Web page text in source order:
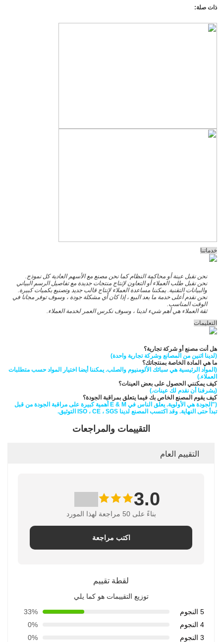
رف الرجفانذات صلة:
خدماتنا
نحن نقبل عينة أو محاكمة النظام كما نحن مصنع مع الأسهم العادية كل نموذج.
نحن نقبل طلب العملاء أو التعاون لإنتاج منتجات جديدة مع تفاصيل الرسم البياني
والبيانات التقنية. يمكننا مساعدة العملاء لإنتاج قالب جديد وتصنيع بكميات كبيرة.
نحن نقدم أعلى خدمة ما بعد البيع ، إذا كان أي مشكلة جودة ، وسوف توفر مجانا في
الوقت المناسب.
ثقة العملاء هي أهم شيء لدينا ، وسوف نكرس العمر لخدمة العملاء.
التعليمات
هل أنت مصنع أو شركة تجارية؟
(لدينا اثنين من المصانع وشركة تجارية واحدة)
ما هي المادة الخاصة بمنتجاتك؟
(المواد الرئيسية هي سبائك الألومنيوم والصلب. يمكننا أيضا اختيار المواد حسب متطلبات
العملاء.)
كيف يمكنني الحصول على بعض العينات؟
(يشرفنا أن نقدم لك عينات.)
كيف يقوم المصنع الخاص بك فيما يتعلق بمراقبة الجودة؟
("الجودة هي الأولوية. يعلق الناس في E & M أهمية كبيرة على مراقبة الجودة من قبل
تبدأ حتى النهاية. وقد اكتسب المصنع لدينا ISO ، CE ، SGS التوثيق.
التقييمات والمراجعات
التقييم العام
3.0
بناءً على 50 مراجعة لهذا المورد
اكتب مراجعة
لقطة تقييم
توزيع التقييمات هو كما يلي
5 النجوم
33%
4 النجوم
0%
3 النجوم
0%